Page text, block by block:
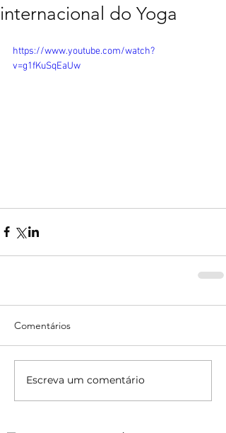
internacional do Yoga
https://www.youtube.com/watch?
v=g1fKuSqEaUw
Comentários
Escreva um comentário